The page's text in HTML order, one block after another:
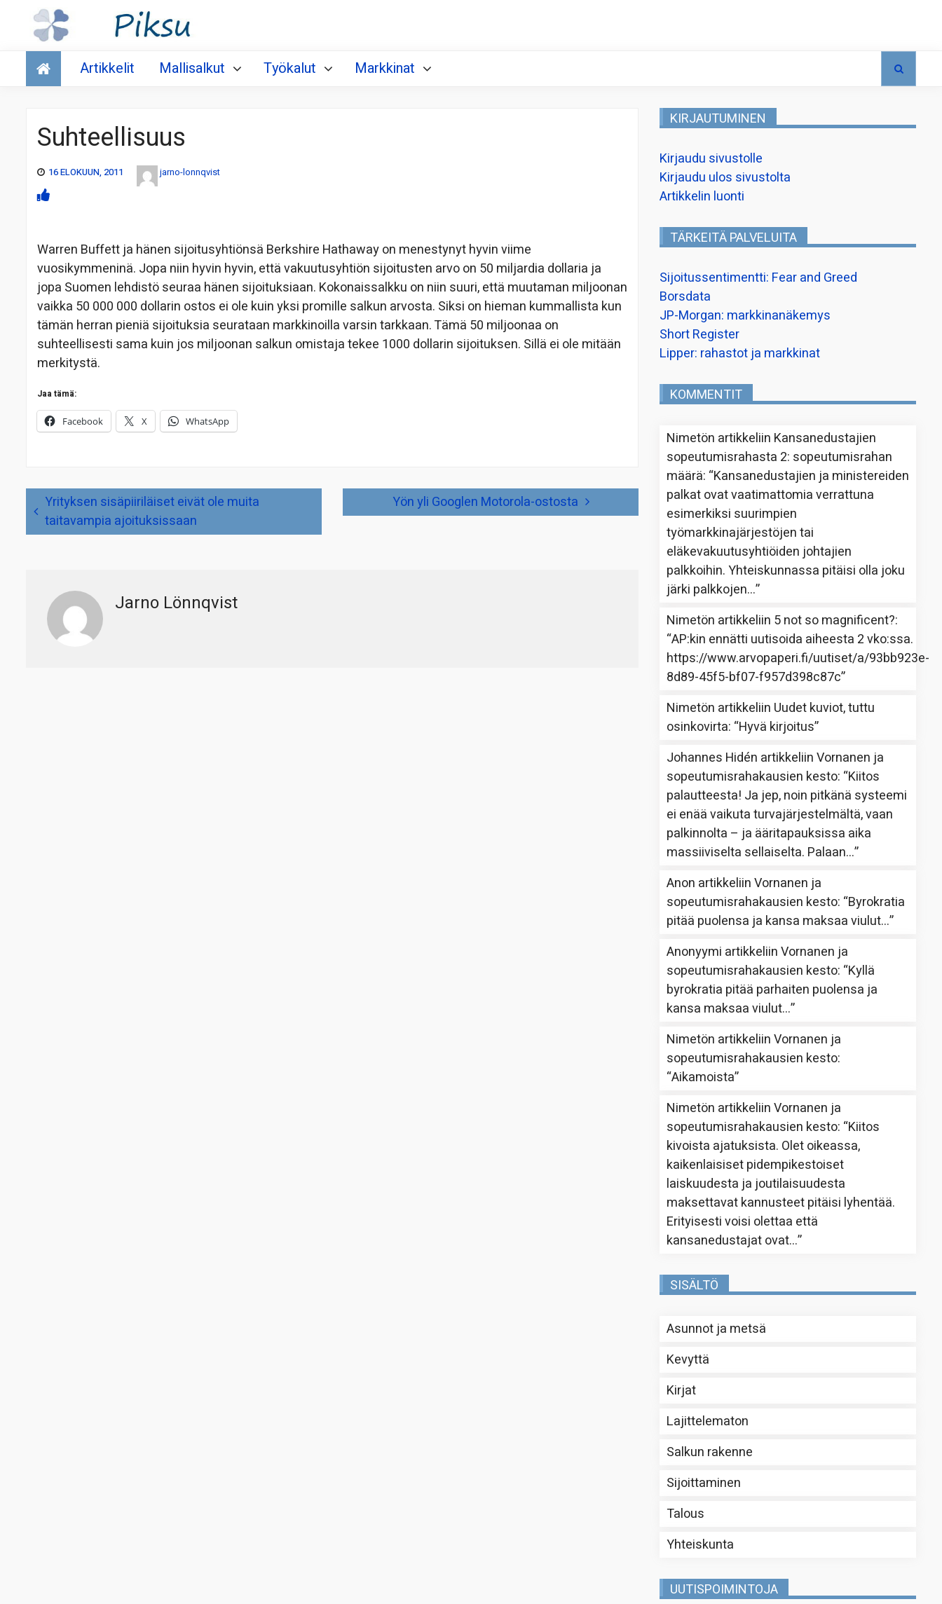
Talous
Artikkelit Mallisalkut Työkalut Markkinat
Suhteellisuus
16 ELOKUUN, 2011 jarno-lonnqvist
Warren Buffett ja hänen sijoitusyhtiönsä Berkshire Hathaway on menestynyt hyvin viime
vuosikymmeninä. Jopa niin hyvin hyvin, että vakuutusyhtiön sijoitusten arvo on 50 miljardia dollaria ja
jopa Suomen lehdistö seuraa hänen sijoituksiaan. Kokonaissalkku on niin suuri, että muutaman miljoonan
vaikka 50 000 000 dollarin ostos ei ole kuin yksi promille salkun arvosta. Siksi on hieman kummallista kun
tämän herran pieniä sijoituksia seurataan markkinoilla varsin tarkkaan. Tämä 50 miljoonaa on
suhteellisesti sama kuin jos miljoonan salkun omistaja tekee 1000 dollarin sijoituksen. Sillä ei ole mitään
merkitystä.
Jaa tämä:
Facebook X WhatsApp
Artikkelien
selausYrityksen sisäpiiriläiset eivät ole muita
taitavampia ajoituksissaan
Yön yli Googlen Motorola-ostosta
Jarno Lönnqvist
KIRJAUTUMINEN
Kirjaudu sivustolle
Kirjaudu ulos sivustolta
Artikkelin luonti
TÄRKEITÄ PALVELUITA
Sijoitussentimentti: Fear and Greed
Borsdata
JP-Morgan: markkinanäkemys
Short Register
Lipper: rahastot ja markkinat
KOMMENTIT
Nimetön artikkeliin Kansanedustajien
sopeutumisrahasta 2: sopeutumisrahan
määrä: “Kansanedustajien ja ministereiden
palkat ovat vaatimattomia verrattuna
esimerkiksi suurimpien
työmarkkinajärjestöjen tai
eläkevakuutusyhtiöiden johtajien
palkkoihin. Yhteiskunnassa pitäisi olla joku
järki palkkojen…”
Nimetön artikkeliin 5 not so magnificent?:
“AP:kin ennätti uutisoida aiheesta 2 vko:ssa.
https://www.arvopaperi.fi/uutiset/a/93bb923e-
8d89-45f5-bf07-f957d398c87c”
Nimetön artikkeliin Uudet kuviot, tuttu
osinkovirta: “Hyvä kirjoitus”
Johannes Hidén artikkeliinVornanen ja
sopeutumisrahakausien kesto: “Kiitos
palautteesta! Ja jep, noin pitkänä systeemi
ei enää vaikuta turvajärjestelmältä, vaan
palkinnolta – ja ääritapauksissa aika
massiiviselta sellaiselta. Palaan…”
Anon artikkeliinVornanen ja
sopeutumisrahakausien kesto: “Byrokratia
pitää puolensa ja kansa maksaa viulut…”
Anonyymi artikkeliinVornanen ja
sopeutumisrahakausien kesto: “Kyllä
byrokratia pitää parhaiten puolensa ja
kansa maksaa viulut…”
Nimetön artikkeliinVornanen ja
sopeutumisrahakausien kesto:
“Aikamoista”
Nimetön artikkeliinVornanen ja
sopeutumisrahakausien kesto: “Kiitos
kivoista ajatuksista. Olet oikeassa,
kaikenlaisiset pidempikestoiset
laiskuudesta ja joutilaisuudesta
maksettavat kannusteet pitäisi lyhentää.
Erityisesti voisi olettaa että
kansanedustajat ovat…”
SISÄLTÖ
Asunnot ja metsä
Kevyttä
Kirjat
Lajittelematon
Salkun rakenne
Sijoittaminen
Talous
Yhteiskunta
UUTISPOIMINTOJA